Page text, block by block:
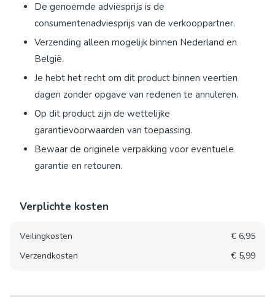
De genoemde adviesprijs is de
consumentenadviesprijs van de verkooppartner.
Verzending alleen mogelijk binnen Nederland en
België.
Je hebt het recht om dit product binnen veertien
dagen zonder opgave van redenen te annuleren.
Op dit product zijn de wettelijke
garantievoorwaarden van toepassing.
Bewaar de originele verpakking voor eventuele
garantie en retouren.
Verplichte kosten
Veilingkosten
€ 6,95
Verzendkosten
€ 5,99